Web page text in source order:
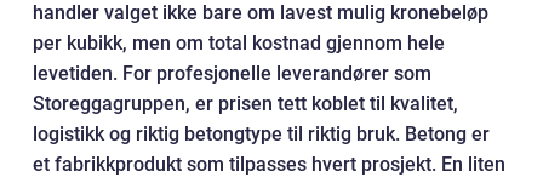
handler valget ikke bare om lavest mulig kronebeløp
per kubikk, men om total kostnad gjennom hele
levetiden. For profesjonelle leverandører som
Storeggagruppen, er prisen tett koblet til kvalitet,
logistikk og riktig betongtype til riktig bruk. Betong er
et fabrikkprodukt som tilpasses hvert prosjekt. En liten